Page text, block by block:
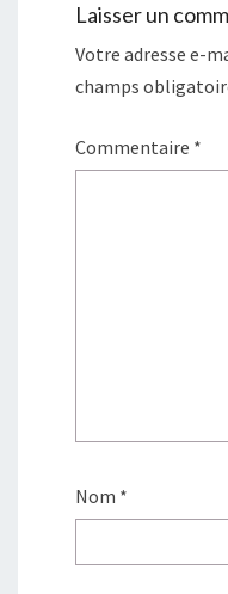
Laisser un
Votre adresse e-
champs
Commentaire *
Nom *